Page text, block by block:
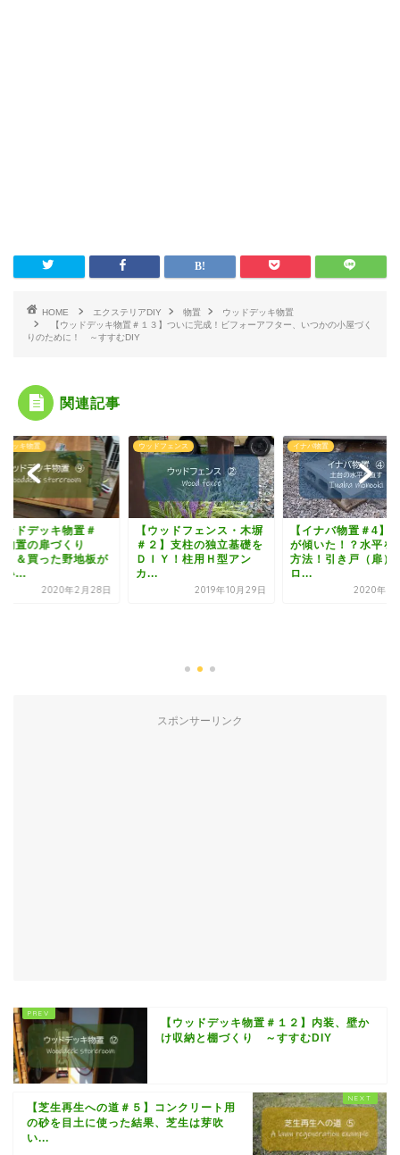
HOME エクステリアDIY 物置
ウッドデッキ物置
【ウッドデッキ物置＃１３】ついに完成！ビフォーアフター、いつかの小屋づく
りのために！ ～すすむDIY
関連記事
ウッドフェンス
【ウッドフェンス・木塀
＃２】支柱の独立基礎を
ＤＩＹ！柱用Ｈ型アン
カ...
2019年10月29日
イナバ物置
【イナバ物置＃4】基礎
が傾いた！？水平を直す
方法！引き戸（扉）の
2020年6月10日
ウッドデッキ物置
【ウッドデッ
スポンサーリンク
【ウッドデッキ物置＃１２】内装、壁か
け収納と棚づくり ～すすむDIY
【芝生再生への道＃５】コンクリート用
の砂を目土に使った結果、芝生は芽吹
い...